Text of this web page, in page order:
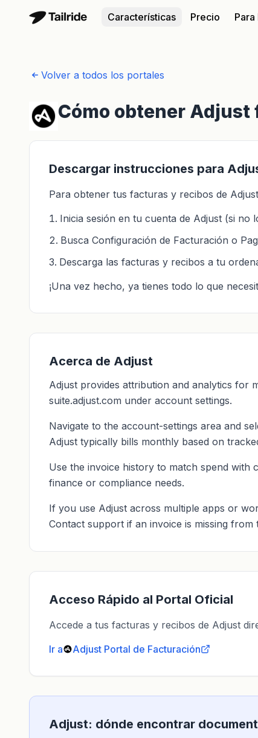
Características Precio
Volver a todos los portales
Cómo obtener
Descargar instrucciones para
Para obtener tus facturas y recibos de
Inicia sesión en tu cuenta de Adjust (si no
Busca Configuración de Facturación o
Descarga las facturas y recibos a tu
¡Una vez hecho, ya tienes todo lo que
Acerca de Adjust
Adjust provides attribution and analytics for
suite.adjust.com under account settings.
Navigate to the account-settings area and
Adjust typically bills monthly based on
Use the invoice history to match spend with
finance or compliance needs.
If you use Adjust across multiple apps or
Contact support if an invoice is missing from
Acceso Rápido al Portal Oficial
Accede a tus facturas y recibos de Adjust
Ir a
Adjust Portal de Facturación
Adjust: ​​dónde encontrar